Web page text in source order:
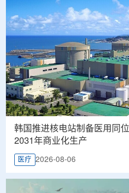
韩国推进核电站制备医用同
2031年商业化生产
医疗 2026-08-06